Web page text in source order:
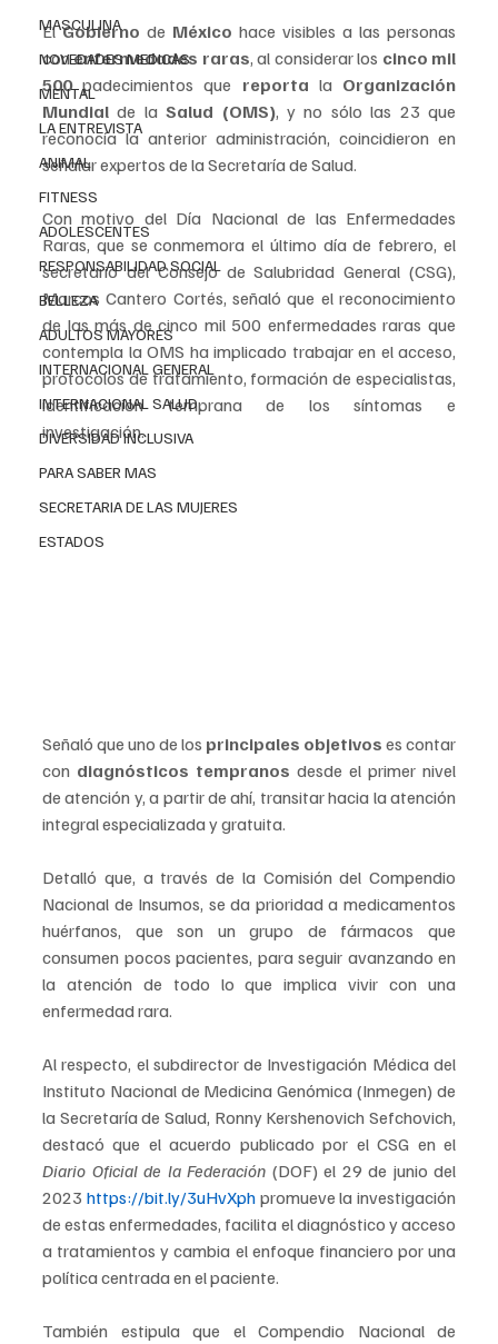
MASCULINA
NOVEDADES MEDICAS
MENTAL
LA ENTREVISTA
ANIMAL
FITNESS
ADOLESCENTES
RESPONSABILIDAD SOCIAL
BELLEZA
ADULTOS MAYORES
INTERNACIONAL GENERAL
INTERNACIONAL SALUD
DIVERSIDAD INCLUSIVA
PARA SABER MAS
SECRETARIA DE LAS MUJERES
ESTADOS
El Gobierno de México hace visibles a las personas
con enfermedades raras, al considerar los cinco mil
500 padecimientos que reporta la Organización
Mundial de la Salud (OMS), y no sólo las 23 que
reconocía la anterior administración, coincidieron en
señalar expertos de la Secretaría de Salud.
Con motivo del Día Nacional de las Enfermedades
Raras, que se conmemora el último día de febrero, el
secretario del Consejo de Salubridad General (CSG),
Marcos Cantero Cortés, señaló que el reconocimiento
de las más de cinco mil 500 enfermedades raras que
contempla la OMS ha implicado trabajar en el acceso,
protocolos de tratamiento, formación de especialistas,
identificación temprana de los síntomas e
investigación.
Señaló que uno de los principales objetivos es contar
con diagnósticos tempranos desde el primer nivel
de atención y, a partir de ahí, transitar hacia la atención
integral especializada y gratuita.
Detalló que, a través de la Comisión del Compendio
Nacional de Insumos, se da prioridad a medicamentos
huérfanos, que son un grupo de fármacos que
consumen pocos pacientes, para seguir avanzando en
la atención de todo lo que implica vivir con una
enfermedad rara.
Al respecto, el subdirector de Investigación Médica del
Instituto Nacional de Medicina Genómica (Inmegen) de
la Secretaría de Salud, Ronny Kershenovich Sefchovich,
Diario Oficial de la Federación (DOF) el 29 de junio del
2023 https://bit.ly/3uHvXph promueve la investigación
de estas enfermedades, facilita el diagnóstico y acceso
a tratamientos y cambia el enfoque financiero por una
política centrada en el paciente.
También estipula que el Compendio Nacional de